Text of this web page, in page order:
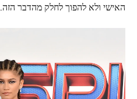
האישי ולא להפוך לחלק מהדבר הזה.